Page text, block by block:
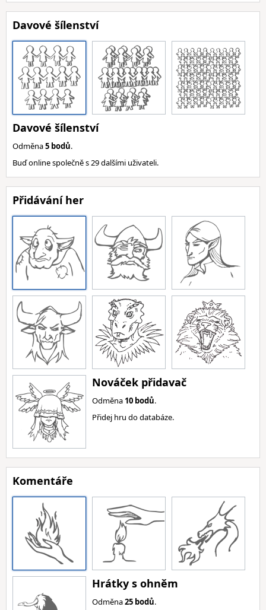
Davové šílenství
Davové šílenství
Odměna5 bodů.
Buď online společně s 29 dalšími uživateli.
Přidávání her
Nováček přidavač
Odměna 10 bodů.
Přidej hru do databáze.
Komentáře
Hrátky s ohněm
Odměna25 bodů.